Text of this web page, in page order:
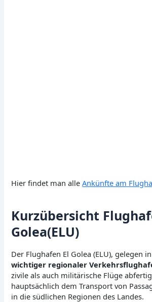
Hier findet man alleAnkünfte am
Kurzübersicht
Golea(ELU)
Der Flughafen El Golea (ELU), gelegen
wichtiger regionaler
zivile als auch militärische Flüge
hauptsächlich dem Transport von
in die südlichen Regionen des Landes.